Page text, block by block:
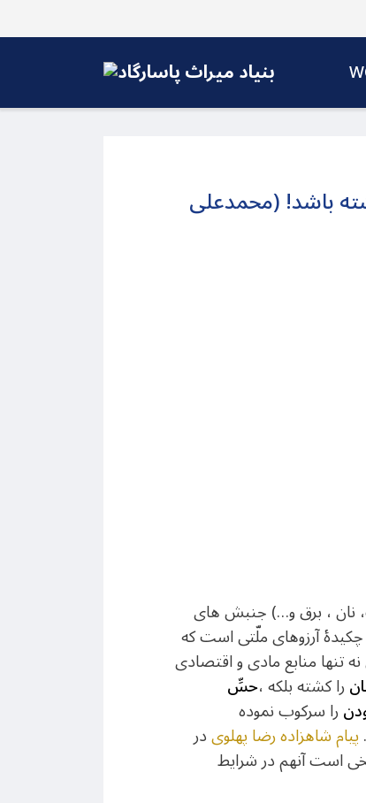
باشد! (محمدعلی
نان ، برق و…) جنبش های
چکیدۀ آرزوهای ملّتی است که
نه تنها منابع مادی و اقتصادی
را كشته بلكه ،حسِّ
را سركوب نموده
پیام شاهزاده رضا پهلویدر
است آنهم در شرایط